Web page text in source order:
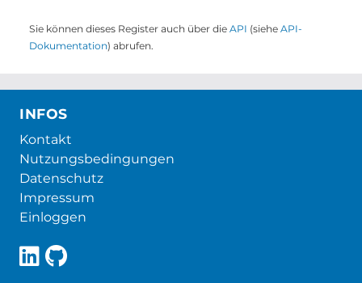
Sie können dieses Register auch über die API (siehe API-
Dokumentation) abrufen.
INFOS
Kontakt
Nutzungsbedingungen
Datenschutz
Impressum
Einloggen